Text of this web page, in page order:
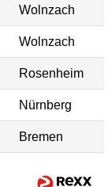
Wolnzach
Wolnzach
Rosenheim
Nürnberg
Bremen